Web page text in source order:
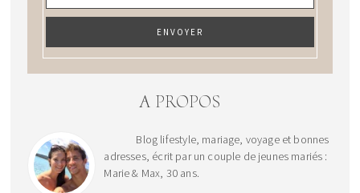
A PROPOS
Blog lifestyle, mariage, voyage et bonnes
adresses, écrit par un couple de jeunes mariés :
Marie & Max, 30 ans.